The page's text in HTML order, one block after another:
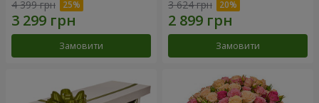
4 399 грн
Замовити
3 624 грн
Замовити